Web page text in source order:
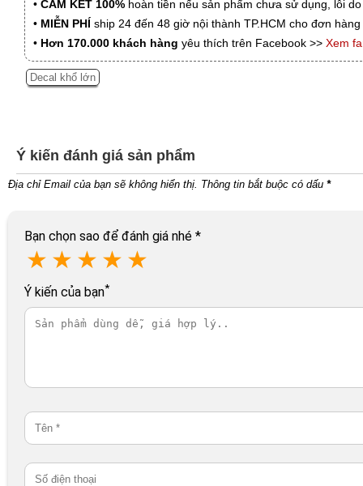
• CAM KẾT 100% hoàn tiền nếu sản phẩm chưa sử dụng, lỗi
• MIỄN PHÍ ship 24 đến 48 giờ nội thành TP.HCM cho đơn
• Hơn 170.000 khách hàng yêu thích trên Facebook >> Xem
Decal khổ lớn
Ý kiến đánh giá sản phẩm
Địa chỉ Email của bạn sẽ không hiển thị. Thông tin bắt buộc có dấu *
Bạn chọn sao để đánh giá nhé *
★ ★ ★ ★ ★
Ý kiến của bạn*